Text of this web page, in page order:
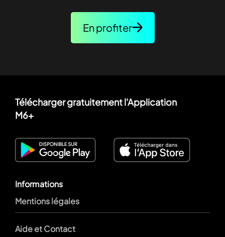
En profiter
Télécharger gratuitement l'Application
M6+
Informations
Mentions légales
Aide et Contact